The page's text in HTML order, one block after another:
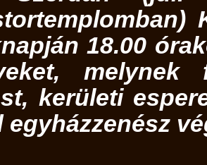
18.00
melynek
kerületi
egyházzenész